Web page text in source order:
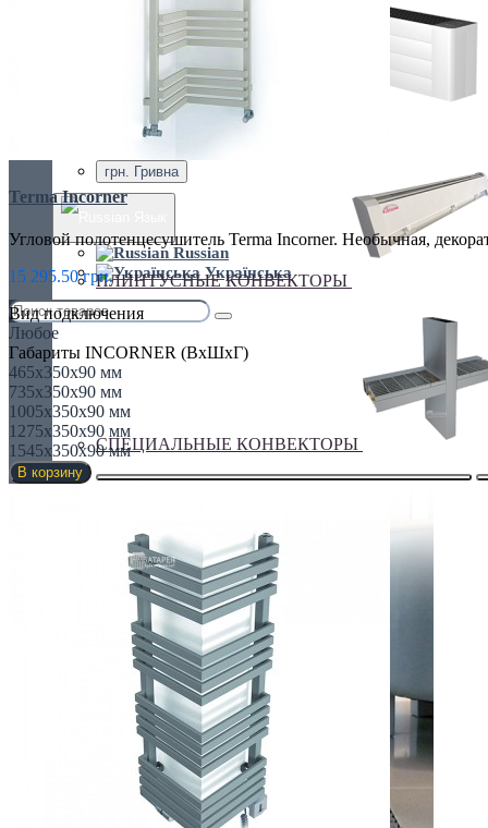
Украина, г.Киев. ул. Кирилловская,160А
€ Euro
грн. Гривна
Russian
Українська
НАСТЕННЫЕ КОНВЕКТОРЫ
ПЛИНТУСНЫЕ КОНВЕКТОРЫ
СПЕЦИАЛЬНЫЕ КОНВЕКТОРЫ
Terma Incorner
Угловой полотенцесушитель Terma Incorner. Необычная,
15 295.50 грн.
Вид подключения
Любое
Габариты INCORNER (ВхШхГ)
465x350x90 мм
735x350x90 мм
1005x350x90 мм
1275x350x90 мм
1545x350x90 мм
В корзину